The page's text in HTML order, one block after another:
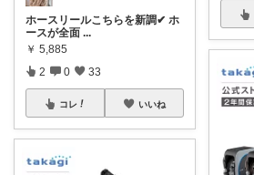
ホースリールこちらを新調✔︎ ホ
ースが全面 ...
￥ 5,885
2 0 33
コレ いいね